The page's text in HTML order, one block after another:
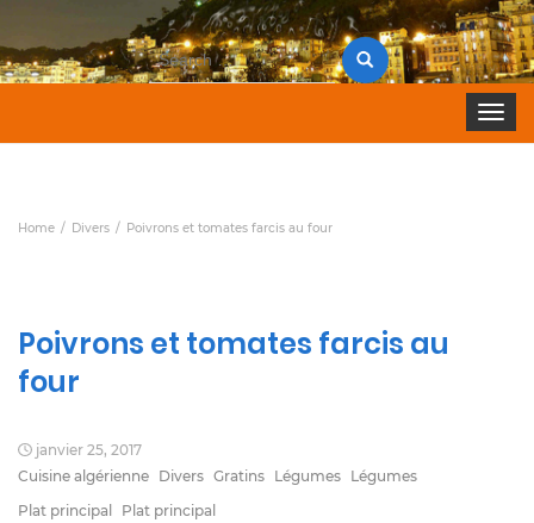
Search
for:
Toggle
Home Divers Poivrons et tomates farcis au four
Poivrons et tomates farcis au
four
janvier 25, 2017
Cuisine algérienne Divers Gratins Légumes Légumes
Plat principal
Plat principal